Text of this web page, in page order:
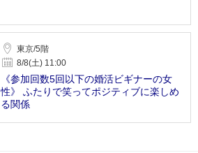
東京/5階
8/8(土) 11:00
《参加回数5回以下の婚活ビギナーの女
性》 ふたりで笑ってポジティブに楽しめ
る関係